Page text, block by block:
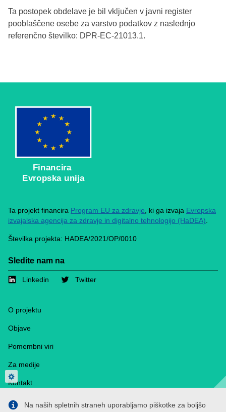
Ta postopek obdelave je bil vključen v javni register
pooblaščene osebe za varstvo podatkov z naslednjo
referenčno številko: DPR-EC-21013.1.
Financira
Evropska unija
Ta projekt financira Program EU za zdravje , ki ga izvaja Evropska
izvajalska agencija za zdravje in digitalno tehnologijo (HaDEA)
Številka projekta: HADEA/2021/OP/0010
Sledite nam na
Linkedin Twitter
Footer
O projektu
Objave
Pomembni viri
Za medije
Kontakt
Piškotki
Privacy settings
Na naših spletnih straneh uporabljamo piškotke za boljšo